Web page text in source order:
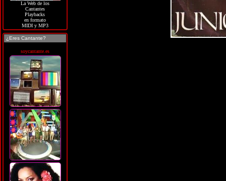
La Web de los
Cantantes
Playbacks
en formato
MIDI y MP3
¿Eres Cantante?
soycantante.es